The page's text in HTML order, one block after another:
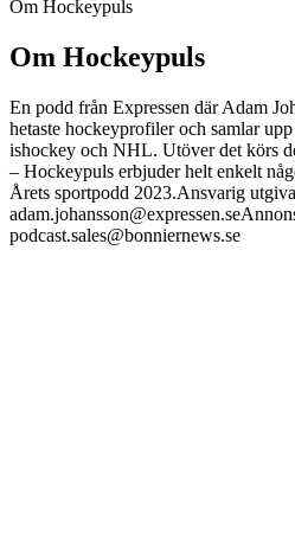
Om Hockeypuls
Om Hockeypuls
En podd från Expressen där Adam
hetaste hockeyprofiler och samlar
ishockey och NHL. Utöver det körs
– Hockeypuls erbjuder helt enkelt
Årets sportpodd 2023.Ansvarig
podcast.sales@bonniernews.se